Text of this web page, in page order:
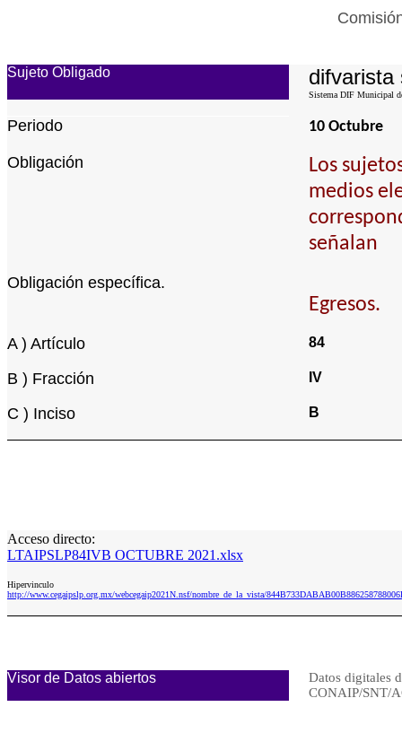
Sujeto Obligado difvarista
Sistema DIF Municipal
Periodo 10 Octubre
Obligación
Los
medios
señalan
Obligación específica.
Egresos.
A ) Artículo 84
B ) Fracción IV
C ) Inciso B
Acceso directo:
LTAIPSLP84IVB OCTUBRE 2021.xlsx
Hipervinculo
http://www.cegaipslp.org.mx/webcegaip2021N.nsf/nombre_de_la_vista/
Visor de Datos abiertos
Datos digitales
CONAIP/SNT/